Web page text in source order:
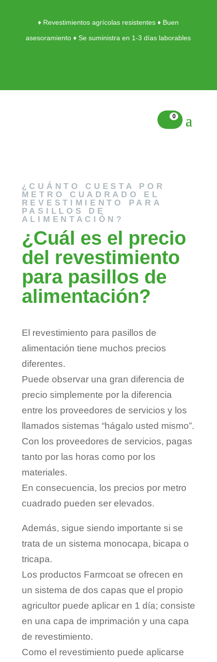
♦ Revestimientos agrícolas resistentes ♦ Buen
asesoramiento ♦ Se suministra en 1-3 días laborables
0
¿CUÁNTO CUESTA POR
METRO CUADRADO EL
REVESTIMIENTO PARA
PASILLOS DE
ALIMENTACIÓN?
¿Cuál es el precio
del revestimiento
para pasillos de
alimentación?
El revestimiento para pasillos de
alimentación tiene muchos precios
diferentes.
Puede observar una gran diferencia de
precio simplemente por la diferencia
entre los proveedores de servicios y los
llamados sistemas “hágalo usted mismo”.
Con los proveedores de servicios, pagas
tanto por las horas como por los
materiales.
En consecuencia, los precios por metro
cuadrado pueden ser elevados.
Además, sigue siendo importante si se
trata de un sistema monocapa, bicapa o
tricapa.
Los productos Farmcoat se ofrecen en
un sistema de dos capas que el propio
agricultor puede aplicar en 1 día; consiste
en una capa de imprimación y una capa
de revestimiento.
Como el revestimiento puede aplicarse